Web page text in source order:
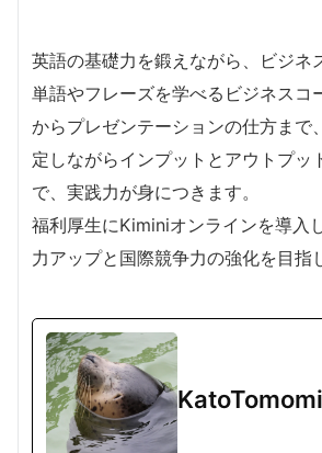
英語の基礎力を鍛えながら、ビジネ
単語やフレーズを学べるビジネスコ
からプレゼンテーションの仕方まで
定しながらインプットとアウトプッ
で、実践力が身につきます。
福利厚生にKiminiオンラインを導入
力アップと国際競争力の強化を目指
KatoTomomi